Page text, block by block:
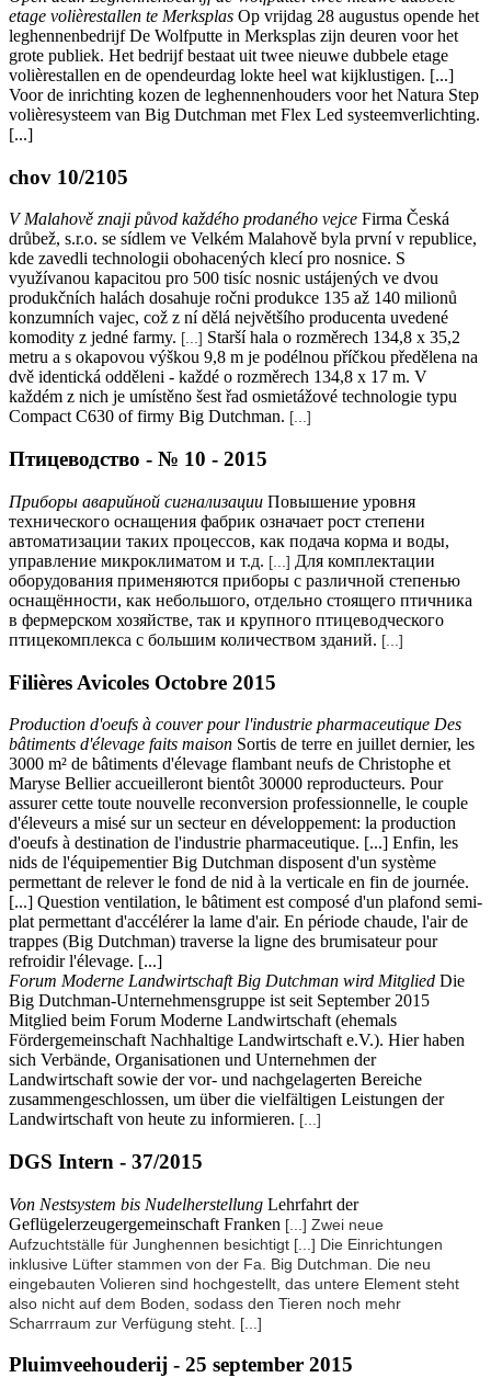
etage volièrestallen te Merksplas Op vrijdag 28 augustus opende het
leghennenbedrijf De Wolfputte in Merksplas zijn deuren voor het
grote publiek. Het bedrijf bestaat uit twee nieuwe dubbele etage
volièrestallen en de opendeurdag lokte heel wat kijklustigen. [...]
Voor de inrichting kozen de leghennenhouders voor het Natura Step
volièresysteem van Big Dutchman met Flex Led systeemverlichting.
[...]
chov 10/2105
V Malahově znaji původ každého prodaného vejce Firma Česká
drůbež, s.r.o. se sídlem ve Velkém Malahově byla první v republice,
kde zavedli technologii obohacených klecí pro nosnice. S
využívanou kapacitou pro 500 tisíc nosnic ustájených ve dvou
produkčních halách dosahuje ročni produkce 135 až 140 milionů
konzumních vajec, což z ní dělá největšího producenta uvedené
komodity z jedné farmy. [...] Starší hala o rozměrech 134,8 x 35,2
metru a s okapovou výškou 9,8 m je podélnou příčkou předělena na
dvě identická odděleni - každé o rozměrech 134,8 x 17 m. V
každém z nich je umístěno šest řad osmietážové technologie typu
Compact C630 of firmy Big Dutchman. [...]
Птицеводство - № 10 - 2015
Приборы аварийной сигнализации Повышение уровня
технического оснащения фабрик означает рост степени
автоматизации таких процессов, как подача корма и воды,
управление микроклиматом и т.д. [...] Для комплектации
оборудования применяются приборы с различной степенью
оснащённости, как небольшого, отдельно стоящего птичника
в фермерском хозяйстве, так и крупного птицеводческого
птицекомплекса с большим количеством зданий. [...]
Filières Avicoles Octobre 2015
Production d'oeufs à couver pour l'industrie pharmaceutique Des
bâtiments d'élevage faits maison Sortis de terre en juillet dernier, les
3000 m² de bâtiments d'élevage flambant neufs de Christophe et
Maryse Bellier accueilleront bientôt 30000 reproducteurs. Pour
assurer cette toute nouvelle reconversion professionnelle, le couple
d'éleveurs a misé sur un secteur en développement: la production
d'oeufs à destination de l'industrie pharmaceutique. [...] Enfin, les
nids de l'équipementier Big Dutchman disposent d'un système
permettant de relever le fond de nid à la verticale en fin de journée.
[...] Question ventilation, le bâtiment est composé d'un plafond semi-
plat permettant d'accélérer la lame d'air. En période chaude, l'air de
trappes (Big Dutchman) traverse la ligne des brumisateur pour
refroidir l'élevage. [...]
Forum Moderne Landwirtschaft Big Dutchman wird Mitglied Die
Big Dutchman-Unternehmensgruppe ist seit September 2015
Mitglied beim Forum Moderne Landwirtschaft (ehemals
Fördergemeinschaft Nachhaltige Landwirtschaft e.V.). Hier haben
sich Verbände, Organisationen und Unternehmen der
Landwirtschaft sowie der vor- und nachgelagerten Bereiche
zusammengeschlossen, um über die vielfältigen Leistungen der
Landwirtschaft von heute zu informieren. [...]
DGS Intern - 37/2015
Von Nestsystem bis Nudelherstellung Lehrfahrt der
Geflügelerzeugergemeinschaft Franken [...] Zwei neue
Aufzuchtställe für Junghennen besichtigt [...] Die Einrichtungen
inklusive Lüfter stammen von der Fa. Big Dutchman. Die neu
eingebauten Volieren sind hochgestellt, das untere Element steht
also nicht auf dem Boden, sodass den Tieren noch mehr
Scharrraum zur Verfügung steht. [...]
Pluimveehouderij - 25 september 2015